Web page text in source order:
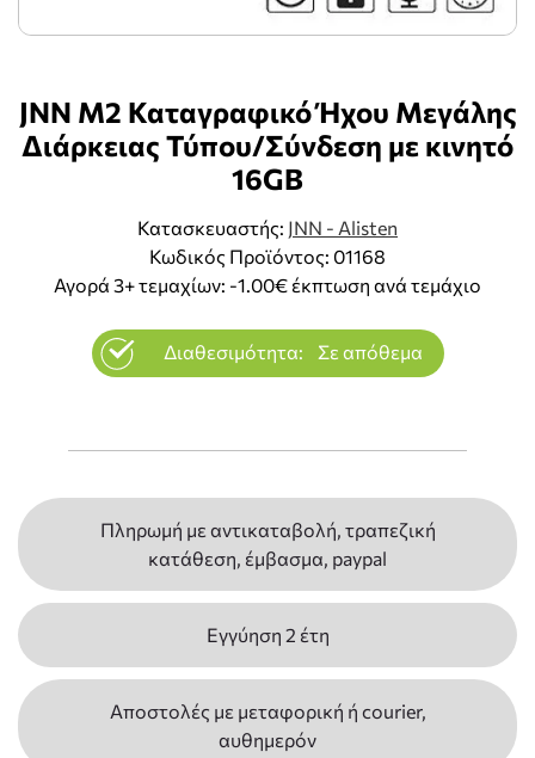
JNN M2 Καταγραφικό Ήχου Μεγάλης
Διάρκειας Τύπου/Σύνδεση με κινητό
16GB
Κατασκευαστής: JNN - Alisten
Κωδικός Προϊόντος: 01168
Αγορά 3+ τεμαχίων: -1.00€ έκπτωση ανά τεμάχιο
Διαθεσιμότητα: Σε απόθεμα
Πληρωμή με αντικαταβολή, τραπεζική
κατάθεση, έμβασμα, paypal
Εγγύηση 2 έτη
Αποστολές με μεταφορική ή courier,
αυθημερόν